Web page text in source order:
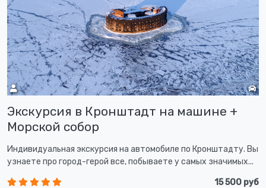
Экскурсия в Кронштадт на машине +
Морской собор
Индивидуальная экскурсия на автомобиле по Кронштадту. Вы
узнаете про город-герой все, побываете у самых значимых...
15 500 руб